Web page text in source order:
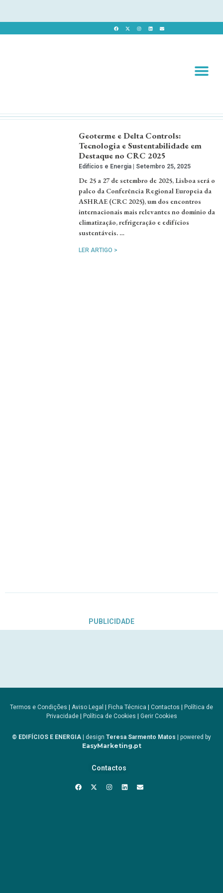
Geoterme e Delta Controls:
Tecnologia e Sustentabilidade em
Destaque no CRC 2025
Edifícios e Energia Setembro 25, 2025
De 25 a 27 de setembro de 2025, Lisboa será o
palco da Conferência Regional Europeia da
ASHRAE (CRC 2025), um dos encontros
internacionais mais relevantes no domínio da
climatização, refrigeração e edifícios
sustentáveis. …
LER ARTIGO >
PUBLICIDADE
Termos e Condições | Aviso Legal | Ficha Técnica | Contactos | Política de
Privacidade| Política de Cookies | Gerir Cookies
© EDIFÍCIOS E ENERGIA | design Teresa Sarmento Matos | powered by
EasyMarketing.pt
Contactos